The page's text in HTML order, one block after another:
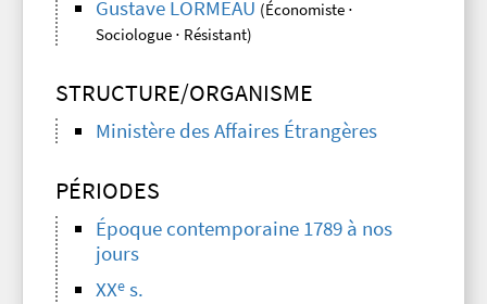
Gustave LORMEAU (Économiste ⋅
Sociologue ⋅ Résistant)
STRUCTURE/ORGANISME
Ministère des Affaires Étrangères
PÉRIODES
Époque contemporaine 1789 à nos
jours
XXe s.